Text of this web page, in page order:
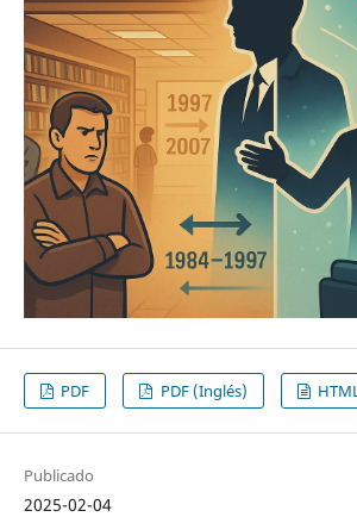
PDF PDF (Inglés) HTML
Publicado
2025-02-04